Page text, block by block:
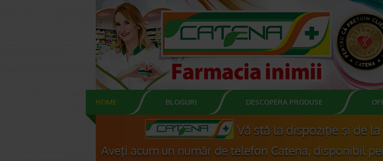
HOME BLOGURI DESCOPERA PRODUSE